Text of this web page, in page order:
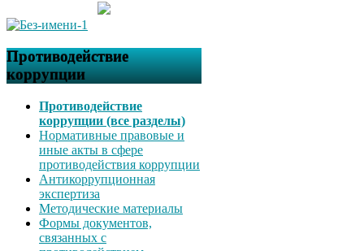
Противодействие
коррупции
Противодействие
коррупции (все разделы)
Нормативные правовые и
иные акты в сфере
противодействия коррупции
Антикоррупционная
экспертиза
Методические материалы
Формы документов,
связанных с